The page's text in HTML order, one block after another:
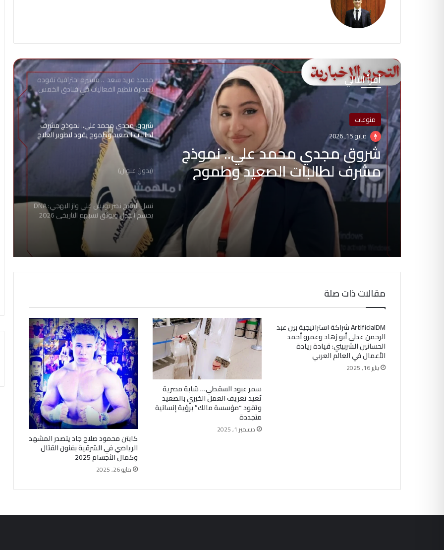
أقرأ التالي
منوعات
مايو 15, 2026
شروق مجدي محمد علي.. نموذج
مشرف لطالبات الصعيد وطموح
يقود لتطوير العلاج الطبيعي 2026
محمد فريد سعد .. مسيرة احترافية تقوده
لصدارة تنظيم الفعاليات في فنادق الخمس
نجوم
شروق مجدي محمد علي.. نموذج مشرف
لطالبات الصعيد وطموح يقود لتطوير العلاج
الطبيعي 2026
(بدون عنوان)
نسل الشيخ نصر يونس علي واز البهجي: DNA
يحسم الجدل ويوثق نسبهم التاريخي 2026
مقالات ذات صلة
ArtificialDM شراكة استراتيجية بين عبد
الرحمن عدلي أبو زهاد وعمرو أحمد
الحسانين الشربيني: قيادة ريادة
الأعمال في العالم العربي
يناير 16, 2025
سمر عبود السقطي… شابة مصرية
تُعيد تعريف العمل الخيري بالصعيد
وتقود “مؤسسة مالك” برؤية إنسانية
متجددة
ديسمبر 1, 2025
كابتن محمود صلاح جاد يتصدر المشهد
الرياضي في الشرقية بفنون القتال
وكمال الأجسام 2025
مايو 26, 2025